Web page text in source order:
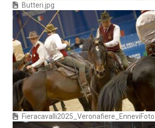
Butteri.jpg